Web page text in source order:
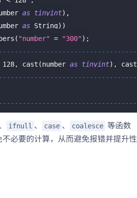
as tinyint) ,
as String) )
( "number" = "300") ;
128, cast (number as tinyint) ,
cast
ifnull 、 case 、 coalesce 等函数
必要的计算，从而避免报错并提升性